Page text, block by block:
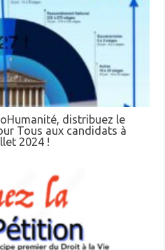
distribuez le
Tous aux candidats à
2024 !